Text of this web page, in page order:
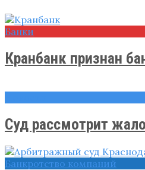
Банки
Кранбанк признан
Суд рассмотрит
Банкротство компаний